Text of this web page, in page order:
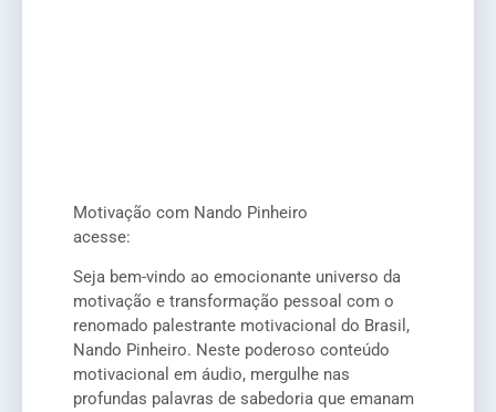
Motivação com Nando Pinheiro
acesse:
Seja bem-vindo ao emocionante universo da
motivação e transformação pessoal com o
renomado palestrante motivacional do Brasil,
Nando Pinheiro. Neste poderoso conteúdo
motivacional em áudio, mergulhe nas
profundas palavras de sabedoria que emanam